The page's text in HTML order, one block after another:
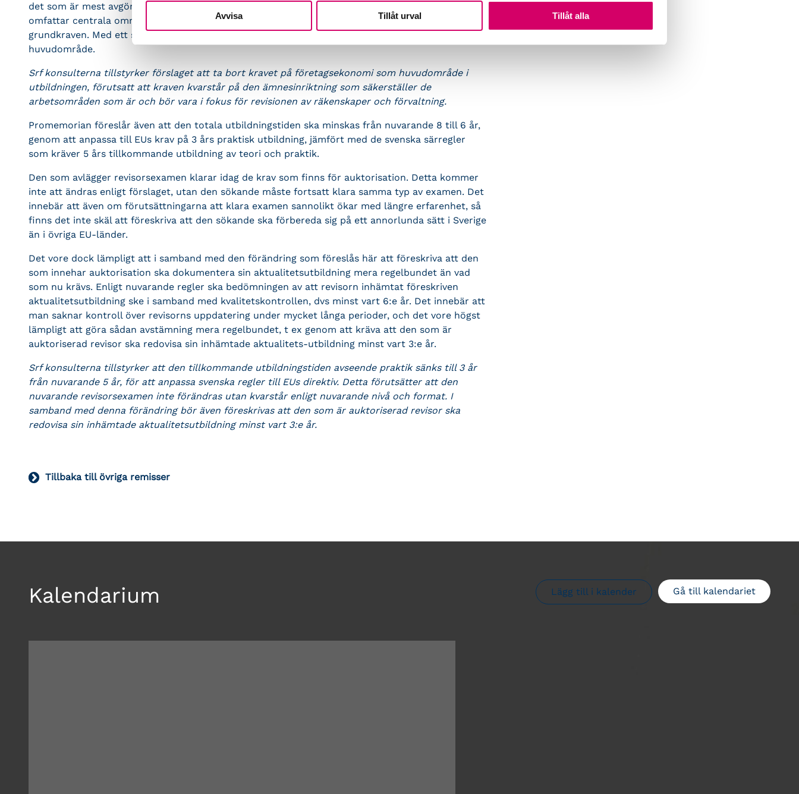
Avvisa Tillåt urval Tillåt alla
det som är mest avgörande är inte om detta är valt som huvudområde, utan att den bredd som
omfattar centrala områden inom redovisning, skatt och juridik kommer att vara en del av
grundkraven. Med ett sådant krav behövs inte det svenska särkravet på företags-ekonomi som
huvudområde.
Srf konsulterna tillstyrker förslaget att ta bort kravet på företagsekonomi som huvudområde i
utbildningen, förutsatt att kraven kvarstår på den ämnesinriktning som säkerställer de
arbetsområden som är och bör vara i fokus för revisionen av räkenskaper och förvaltning.
Promemorian föreslår även att den totala utbildningstiden ska minskas från nuvarande 8 till 6 år,
genom att anpassa till EUs krav på 3 års praktisk utbildning, jämfört med de svenska särregler
som kräver 5 års tillkommande utbildning av teori och praktik.
Den som avlägger revisorsexamen klarar idag de krav som finns för auktorisation. Detta kommer
inte att ändras enligt förslaget, utan den sökande måste fortsatt klara samma typ av examen. Det
innebär att även om förutsättningarna att klara examen sannolikt ökar med längre erfarenhet, så
finns det inte skäl att föreskriva att den sökande ska förbereda sig på ett annorlunda sätt i Sverige
än i övriga EU-länder.
Det vore dock lämpligt att i samband med den förändring som föreslås här att föreskriva att den
som innehar auktorisation ska dokumentera sin aktualitetsutbildning mera regelbundet än vad
som nu krävs. Enligt nuvarande regler ska bedömningen av att revisorn inhämtat föreskriven
aktualitetsutbildning ske i samband med kvalitetskontrollen, dvs minst vart 6:e år. Det innebär att
man saknar kontroll över revisorns uppdatering under mycket långa perioder, och det vore högst
lämpligt att göra sådan avstämning mera regelbundet, t ex genom att kräva att den som är
auktoriserad revisor ska redovisa sin inhämtade aktualitets-utbildning minst vart 3:e år.
Srf konsulterna tillstyrker att den tillkommande utbildningstiden avseende praktik sänks till 3 år
från nuvarande 5 år, för att anpassa svenska regler till EUs direktiv. Detta förutsätter att den
nuvarande revisorsexamen inte förändras utan kvarstår enligt nuvarande nivå och format. I
samband med denna förändring bör även föreskrivas att den som är auktoriserad revisor ska
redovisa sin inhämtade aktualitetsutbildning minst vart 3:e år.
Tillbaka till övriga remisser
Kalendarium Gå till kalendariet
Lägg till i kalender